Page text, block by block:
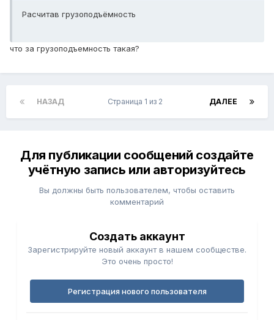
Расчитав грузоподъёмность
что за грузоподъемность такая?
НАЗАД ДАЛЕЕ
Страница 1 из 2
Для публикации сообщений создайте
учётную запись или авторизуйтесь
Вы должны быть пользователем, чтобы оставить
комментарий
Создать аккаунт
Зарегистрируйте новый аккаунт в нашем сообществе.
Это очень просто!
Регистрация нового пользователя